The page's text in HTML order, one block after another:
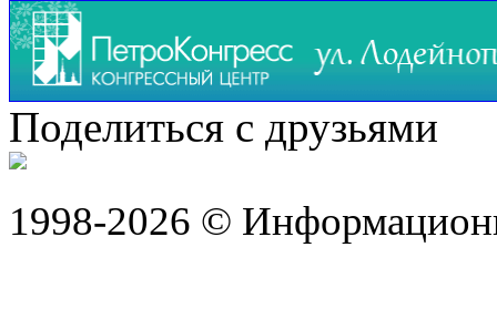
Поделиться с друзьями
1998-2026 ©